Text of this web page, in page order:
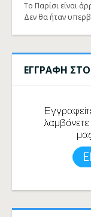
Το Παρίσι είναι
Δεν θα ήταν
ΕΓΓΡΑΦΗ ΣΤΟ